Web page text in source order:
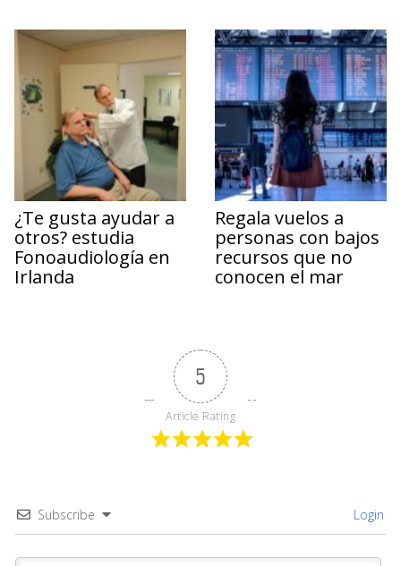
¿Te gusta ayudar a
otros? estudia
Fonoaudiología en
Irlanda
Regala vuelos a
personas con bajos
recursos que no
conocen el mar
5
Article Rating
Subscribe Login